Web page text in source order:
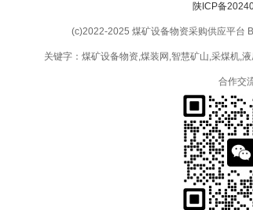
陕ICP备
(c)2022-2025 煤矿设备物资采购供应平台
关键字：煤矿设备物资,煤装网,智慧矿山,采煤机,
合作交